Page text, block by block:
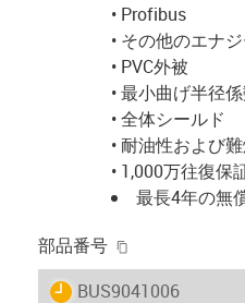
• Profibus
• その他のエナ
• PVC外被
• 最小曲げ半径
• 全体シールド
• 耐油性および
• 1,000万往復保
最長4年の無
部品番号
igus-icon-lieferzeit
BUS9041006